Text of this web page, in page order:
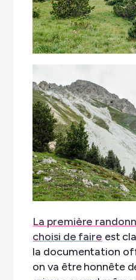
La première
choisi de faire est
la documentation
on va être honnête